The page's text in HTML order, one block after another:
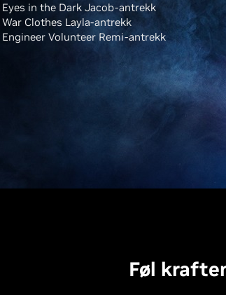
Eyes in the Dark Jacob-antrekk
War Clothes Layla-antrekk
Engineer Volunteer Remi-antrekk
Føl